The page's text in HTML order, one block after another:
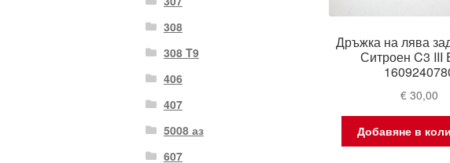
Дръжка на лява
Ситроен C3 III
€ 30,00
Добавяне в
308
308 T9
406
407
5008 аз
607